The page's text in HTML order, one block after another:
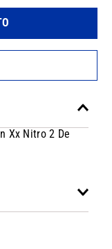
Xx Nitro 2 De